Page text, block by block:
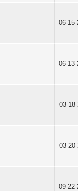
06-
06-
03-
03-
09-